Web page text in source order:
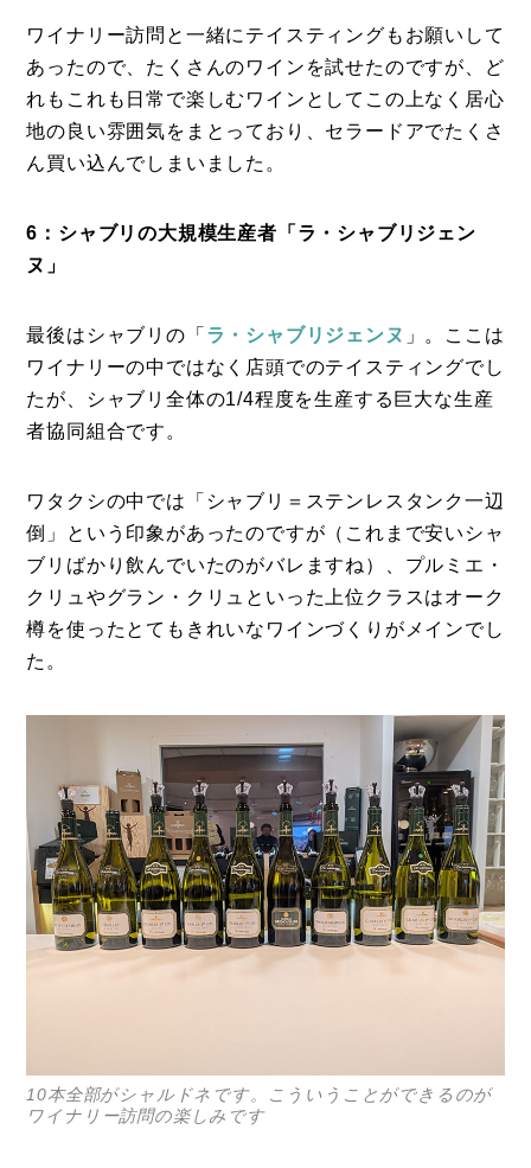
ワイナリー訪問と一緒にテイスティングもお願いして
あったので、たくさんのワインを試せたのですが、ど
れもこれも日常で楽しむワインとしてこの上なく居心
地の良い雰囲気をまとっており、セラードアでたくさ
ん買い込んでしまいました。
6：シャブリの大規模生産者「ラ・シャブリジェン
ヌ」
最後はシャブリの「 ラ・シャブリジェンヌ 」。ここは
ワイナリーの中ではなく店頭でのテイスティングでし
たが、シャブリ全体の1/4程度を生産する巨大な生産
者協同組合です。
ワタクシの中では「シャブリ＝ステンレスタンク一辺
倒」という印象があったのですが（これまで安いシャ
ブリばかり飲んでいたのがバレますね）、プルミエ・
クリュやグラン・クリュといった上位クラスはオーク
樽を使ったとてもきれいなワインづくりがメインでし
た。
10本全部がシャルドネです。こういうことができるのが
ワイナリー訪問の楽しみです